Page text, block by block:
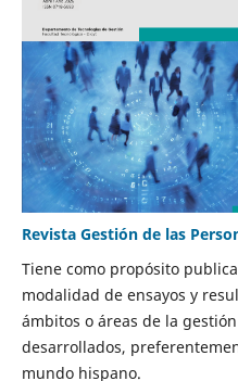
Revista Gestión de las
Tiene como propósito
modalidad de ensayos y
ámbitos o áreas de la
desarrollados,
mundo hispano.